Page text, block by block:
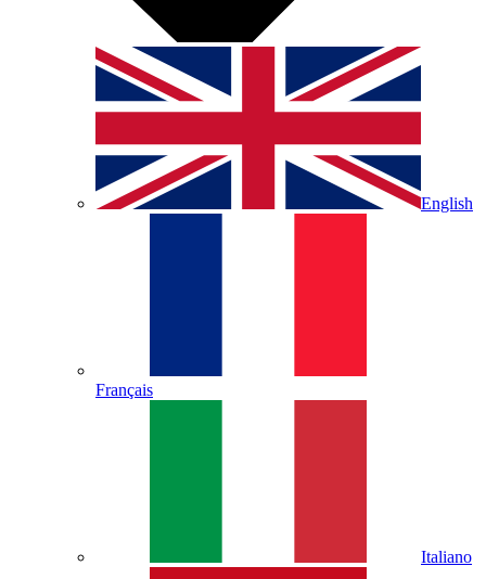
English
Français
Italiano